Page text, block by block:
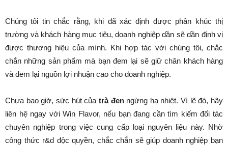
Chúng tôi tin chắc rằng, khi đã xác định được phân khúc thị
trường và khách hàng mục tiêu, doanh nghiệp dần sẽ dần định vị
được thương hiệu của mình. Khi hợp tác với chúng tôi, chắc
chắn những sản phẩm mà bạn đem lại sẽ giữ chân khách hàng
và đem lại nguồn lợi nhuận cao cho doanh nghiệp.
Chưa bao giờ, sức hút củatrà đenngừng hạ nhiệt. Vì lẽ đó, hãy
liên hệ ngay với Win Flavor, nếu bạn đang cần tìm kiếm đối tác
chuyên nghiệp trong việc cung cấp loại nguyên liệu này. Nhờ
công thức r&d độc quyền, chắc chắn sẽ giúp doanh nghiệp bạn